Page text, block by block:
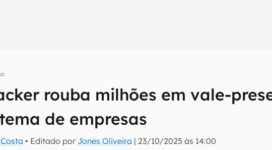
rouba milhões em vale-
de empresas
• Editado por Jones Oliveira | 23/10/2025 às 14:00
do Canaltech e receba notícias e reviews sobre tecnologia em primeira